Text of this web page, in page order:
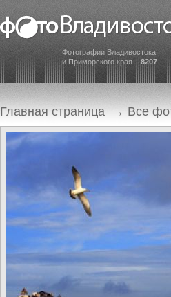
Фотографии Владивостока
и Приморского края – 8207
Главная страница → Все